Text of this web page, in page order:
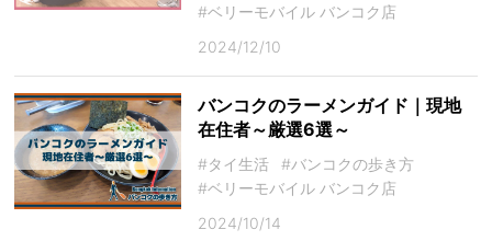
#ベリーモバイル バンコク店
2024/12/10
バンコクのラーメンガイド｜現地
在住者～厳選6選～
#タイ生活
#バンコクの歩き方
#ベリーモバイル バンコク店
2024/10/14